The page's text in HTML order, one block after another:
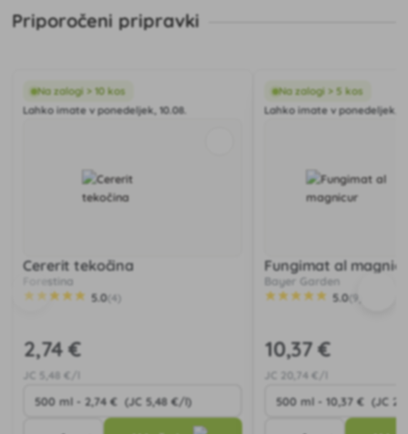
Priporočeni pripravki
Na zalogi > 10 kos
Lahko imate v ponedeljek, 10.08.
Cererit tekočina
Forestina
5.0(4)
2,74 €
,48 €/l
Na zalogi > 5 kos
Lahko imate v ponedeljek,
Fungimat al
Bayer Garden
5.0(9)
10,37 €
20 ,74 €/l